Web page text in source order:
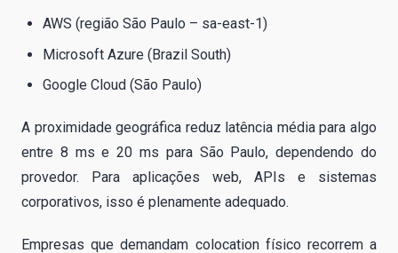
AWS (região São Paulo – sa-east-1)
Microsoft Azure (Brazil South)
Google Cloud (São Paulo)
A proximidade geográfica reduz latência média para algo
entre 8 ms e 20 ms para São Paulo, dependendo do
provedor. Para aplicações web, APIs e sistemas
corporativos, isso é plenamente adequado.
Empresas que demandam colocation físico recorrem a